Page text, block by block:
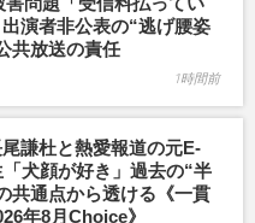
演者非公表の“逃げ腰姿
共放送の責任
1時間前
謙杜と熱愛報道の元E-
犬顔が好き」過去の“半
共通点から透ける《一貫
年8月Choice》